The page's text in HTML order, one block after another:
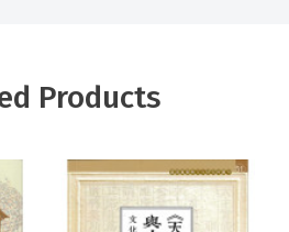
Products